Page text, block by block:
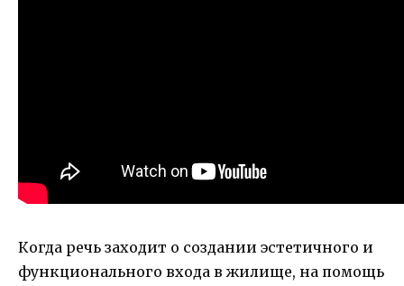
Когда речь заходит о создании эстетичного и
функционального входа в жилище, на помощь